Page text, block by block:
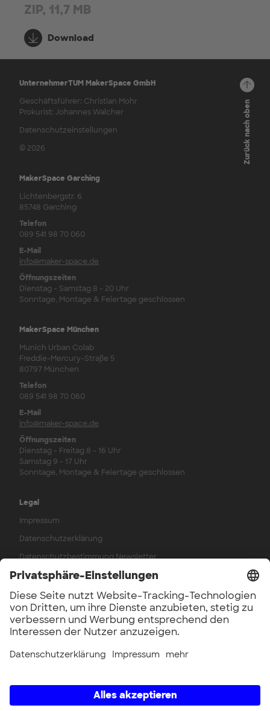
ZIP, 11,7 MB
Download
UnternehmerTUM MakerSpace GmbH
Geschäftsführer: Christian Mohr
Prokurist: Johannes Walcher
Datenschutzeinstellungen
© 2026
MakerSpace Garching
Lichtenbergstr. 6
85748 Garching
Telefon
089 541 98 70 060
E-Mail
info@maker-space.de
Öffnungszeiten
Dienstag - Samstag 8 - 20 Uhr
Sonntage, Montage & Feiertage geschlossen
MakerSpace München
Munich Urban Colab
Freddie-Mercury-Straße 5
80797 München
Telefon
089 541 98 70 060
E-Mail
info@maker-space.de
Öffnungszeiten
Dienstag - Freitag 8 - 16 Uhr
Samstag 9 - 17 Uhr
Sonntage, Montage & Feiertage geschlossen
Legal
Impressum
Datenschutzerklärung
Datenschutzbestimmung Newsletter
AGB
Widerrufsbelehrung
Werkstattordnung
Hausordnung
Zahlungsarten
Zurück nach oben